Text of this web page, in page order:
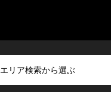
エリア検索から選ぶ